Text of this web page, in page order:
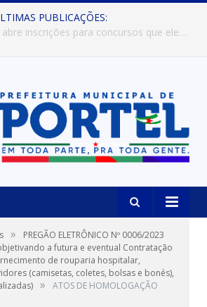
PUBLICAÇÕES:
Prefeitura de Portel abre inscrições para concursos que elegerão os destaques do Verão 2026
»
PREGÃO ELETRÔNICO Nº 0006/2023
a futura e eventual Contratação
de rouparia hospitalar,
(camisetas, coletes, bolsas e bonés),
»
ATOS DE HOMOLOGAÇÃO